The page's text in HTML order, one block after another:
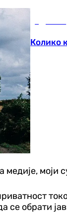
Колико
се обрати